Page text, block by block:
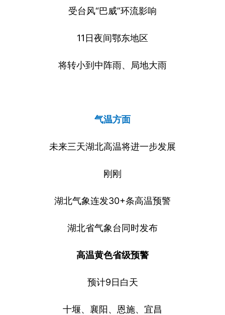
受台风“巴威”环流影响
11日夜间鄂东地区
将转小到中阵雨、局地大雨
气温方面
未来三天湖北高温将进一步发展
刚刚
湖北气象连发30+条高温预警
湖北省气象台同时发布
高温黄色省级预警
预计9日白天
十堰、襄阳、恩施、宜昌